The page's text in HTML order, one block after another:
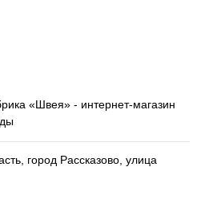
«Швея» - интернет-магазин
город Рассказово, улица